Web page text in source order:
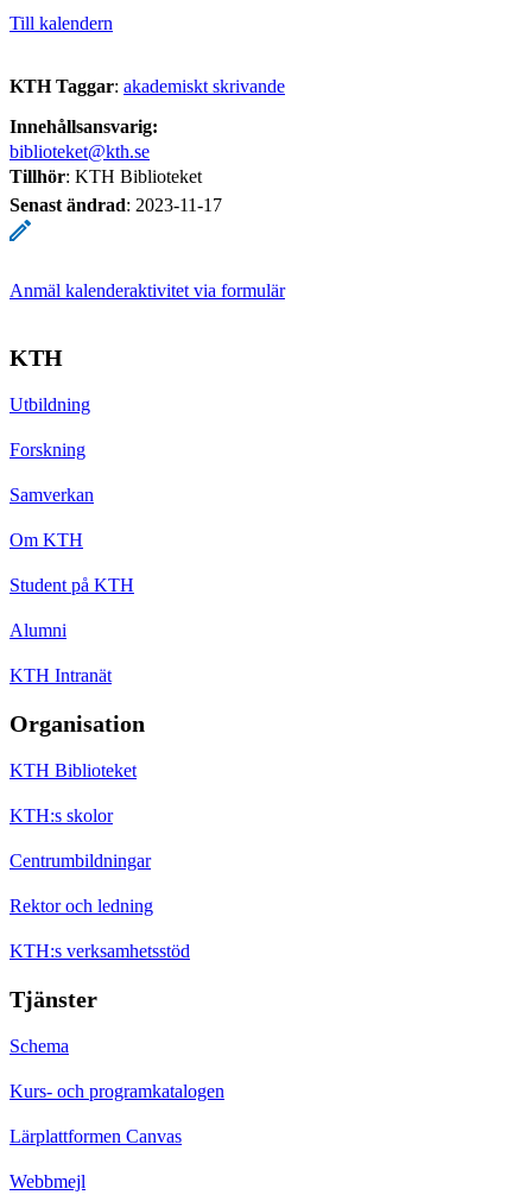
Till kalendern
KTH Taggar: akademiskt skrivande
Innehållsansvarig:
biblioteket@kth.se
Tillhör: KTH Biblioteket
Senast ändrad: 2023-11-17
Anmäl kalenderaktivitet via formulär
KTH
Utbildning
Forskning
Samverkan
Om KTH
Student på KTH
Alumni
KTH Intranät
Organisation
KTH Biblioteket
KTH:s skolor
Centrumbildningar
Rektor och ledning
KTH:s verksamhetsstöd
Tjänster
Schema
Kurs- och programkatalogen
Lärplattformen Canvas
Webbmejl